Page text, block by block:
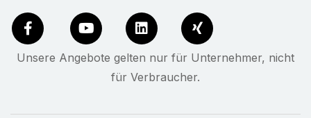
Unsere Angebote gelten nur für Unternehmer, nicht
für Verbraucher.